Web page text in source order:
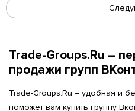
Trade-Groups.Ru –
продажи групп
Trade-Groups.Ru – удобная и
поможет вам купить группу